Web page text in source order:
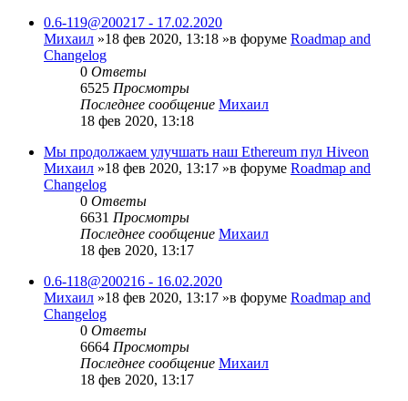
0.6-119@200217 - 17.02.2020
Михаил »18 фев 2020, 13:18 »в форуме Roadmap and
Changelog
0 Ответы
6525 Просмотры
Последнее сообщение Михаил
18 фев 2020, 13:18
Мы продолжаем улучшать наш Ethereum пул Hiveon
Михаил »18 фев 2020, 13:17 »в форуме Roadmap and
Changelog
0 Ответы
6631 Просмотры
Последнее сообщение Михаил
18 фев 2020, 13:17
0.6-118@200216 - 16.02.2020
Михаил »18 фев 2020, 13:17 »в форуме Roadmap and
Changelog
0 Ответы
6664 Просмотры
Последнее сообщение Михаил
18 фев 2020, 13:17